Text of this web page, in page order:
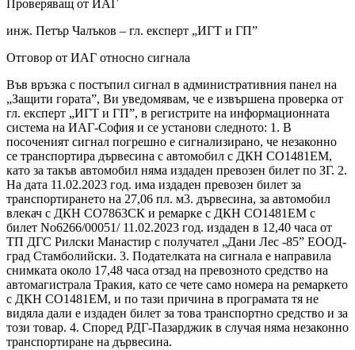
Проверяващ от ИАГ
инж. Петър Чалъков – гл. експерт „ИГТ и ГП”
Отговор от ИАГ относно сигнала
Във връзка с постъпил сигнал в административния панел на
„Защити гората”, Ви уведомявам, че е извършена проверка от
гл. експерт „ИГТ и ГП”, в регистрите на информационната
система на ИАГ-София и се установи следното: 1. В
посоченият сигнал погрешно е сигнализирано, че незаконно
се транспортира дървесина с автомобил с ДКН СО1481ЕМ,
като за такъв автомобил няма издаден превозен билет по ЗГ. 2.
На дата 11.02.2023 год. има издаден превозен билет за
транспортирането на 27,06 пл. м3. дървесина, за автомобил
влекач с ДКН СО7863СК и ремарке с ДКН СО1481ЕМ с
билет No6266/00051/ 11.02.2023 год. издаден в 12,40 часа от
ТП ДГС Рилски Манастир с получател „Дани Лес -85” ЕООД-
град Стамболийски. 3. Подателката на сигнала е направила
снимката около 17,48 часа отзад на превозното средство на
автомагистрала Тракия, като се чете само номера на ремаркето
с ДКН СО1481ЕМ, и по тази причина в програмата тя не
видяла дали е издаден билет за това транспортно средство и за
този товар. 4. Според РДГ-Пазарджик в случая няма незаконно
транспортиране на дървесина.